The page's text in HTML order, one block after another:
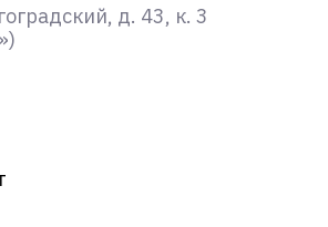
д. 43, к. 3